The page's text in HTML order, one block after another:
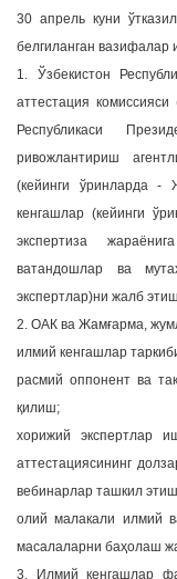
30 апрель куни
белгиланган
1. Ўзбекистон
аттестация
Республикаси
ривожлантириш
(кейинги ўринларда -
кенгашлар (кейинги
экспертиза
ватандошлар ва
экспертлар)ни жалб
2. ОАК ва Жамғарма,
илмий кенгашлар
расмий оппонент ва
қилиш;
хорижий экспертлар
аттестациясининг
вебинарлар ташкил
олий малакали илмий
масалаларни баҳолаш
3. Илмий кенгашлар